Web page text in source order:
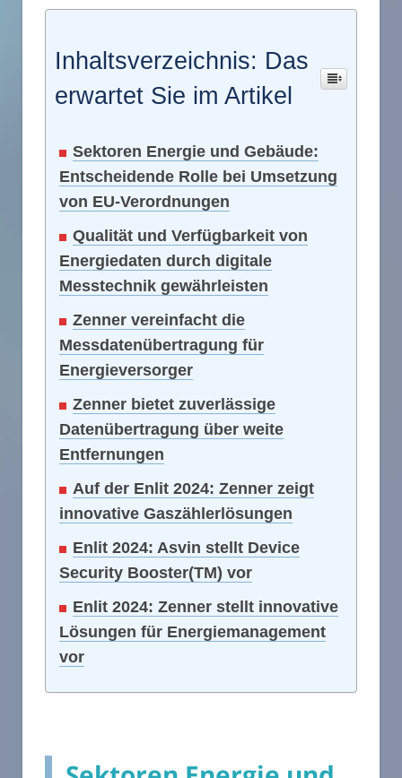
Inhaltsverzeichnis: Das
erwartet Sie im Artikel
Sektoren Energie und Gebäude:
Entscheidende Rolle bei Umsetzung
von EU-Verordnungen
Qualität und Verfügbarkeit von
Energiedaten durch digitale
Messtechnik gewährleisten
Zenner vereinfacht die
Messdatenübertragung für
Energieversorger
Zenner bietet zuverlässige
Datenübertragung über weite
Entfernungen
Auf der Enlit 2024: Zenner zeigt
innovative Gaszählerlösungen
Enlit 2024: Asvin stellt Device
Security Booster(TM) vor
Enlit 2024: Zenner stellt innovative
Lösungen für Energiemanagement
vor